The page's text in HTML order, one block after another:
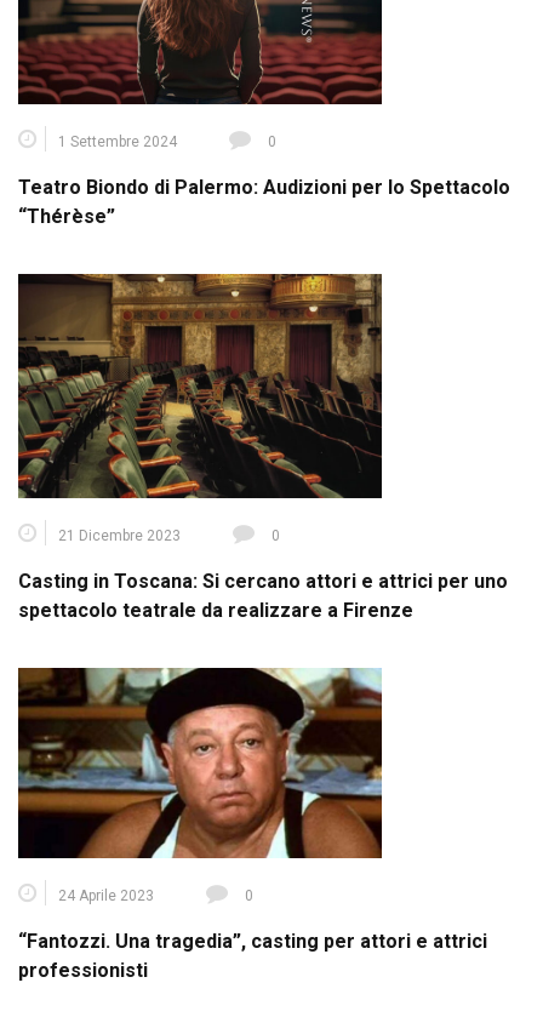
1 Settembre 2024 0
Teatro Biondo di Palermo: Audizioni per lo Spettacolo
“Thérèse”
21 Dicembre 2023 0
Casting in Toscana: Si cercano attori e attrici per uno
spettacolo teatrale da realizzare a Firenze
24 Aprile 2023 0
“Fantozzi. Una tragedia”, casting per attori e attrici
professionisti